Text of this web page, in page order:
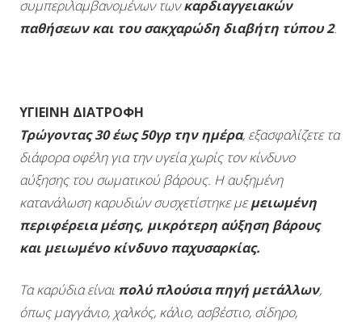
συμπεριλαμβανομένων τωνκαρδιαγγειακών
παθήσεων και του σακχαρώδη διαβήτη τύπου 2.
ΥΓΙΕΙΝΗ ΔΙΑΤΡΟΦΗ
Τρώγοντας 30 έως 50γρ την ημέρα, εξασφαλίζετε τα
διάφορα οφέλη για την υγεία χωρίς τον κίνδυνο
αύξησης του σωματικού βάρους. Η αυξημένη
κατανάλωση καρυδιών συσχετίστηκε μεμειωμένη
περιφέρεια μέσης, μικρότερη αύξηση βάρους
και μειωμένο κίνδυνο παχυσαρκίας.
Τα καρύδια είναι πολύ πλούσια πηγή μετάλλων,
όπως μαγγάνιο, χαλκός, κάλιο, ασβέστιο, σίδηρο,